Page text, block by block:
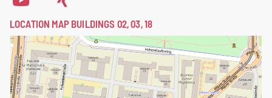
LOCATION MAP BUILDINGS 02, 03, 18